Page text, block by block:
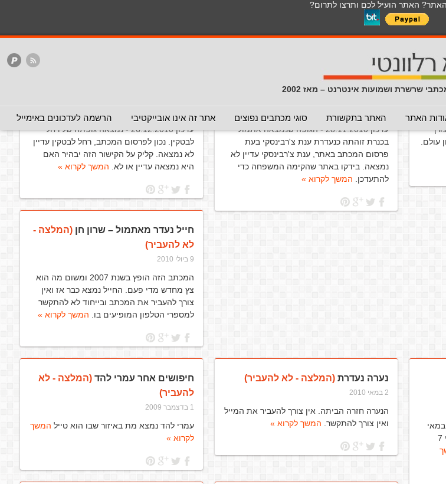
האתר הועיל לכם ותרצו לתרום?
שרשרת ושמועות אינטרנט – מאז 2002
האתר האתר בתקשורת סוגי מכתבים נפוצים אתר זה אינו אובייקטיבי הרשמה לעדכונים באימייל
לא
עולם.
ענת נעדרת – לא מאוחר להציל אותה
עדכון 28.11.2010 - הגופה שנמצאה אתמול
בכנרת זוהתה כנעדרת ענת צ'רבינסקי בעת
פרסום המכתב באתר, ענת צ'רבינסקי עדיין לא
נמצאה. בידקו באתר שהקימה המשפחה כדי
להתעדכן. המשך לקרוא »
עדכון 26.12.2010 - נמצאה גופתה של רחל
לבטקין. נכון לפרסום המכתב, רחל לבטקין עדיין
לא נמצאה. קליק על הקישור הזה יבהיר האם
היא נמצאה עדיין או לא. המשך לקרוא »
חייל נעדר מאתמול – שרון חן (המלצה -
לא להעביר)
9 ביולי 2010
המכתב הזה הופץ בשנת 2007 ומשום מה הוא
צץ מחדש מדי פעם. החייל נמצא כבר אז ואין
צורך להעביר את המכתב ובייחוד לא להתקשר
למספרי הטלפון המופיעים בו. המשך לקרוא »
דיברתי עם המשפחה. נכון ליום ראשון 9 במאי
2010, הנעדר חזר הביתה. נכון ליום שישי 7
נערה נעדרת (המלצה - לא להעביר)
2 במאי 2010
הנערה חזרה הביתה. אין צורך להעביר את המייל
ואין צורך להתקשר. המשך לקרוא »
חיפושים אחר עמרי להד (המלצה - לא
להעביר)
1 בדצמבר 2009
עמרי להד נמצא מת באיזור שבו הוא טייל המשך
לקרוא »